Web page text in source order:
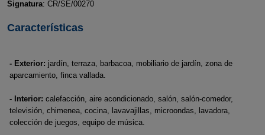
Signatura: CR/SE/00270
Características
- Exterior: jardín, terraza, barbacoa, mobiliario de jardín, zona de
aparcamiento, finca vallada.
- Interior: calefacción, aire acondicionado, salón, salón-comedor,
televisión, chimenea, cocina, lavavajillas, microondas, lavadora,
colección de juegos, equipo de música.